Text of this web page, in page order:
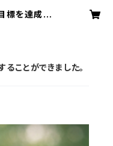
標を達成す
ことができました。